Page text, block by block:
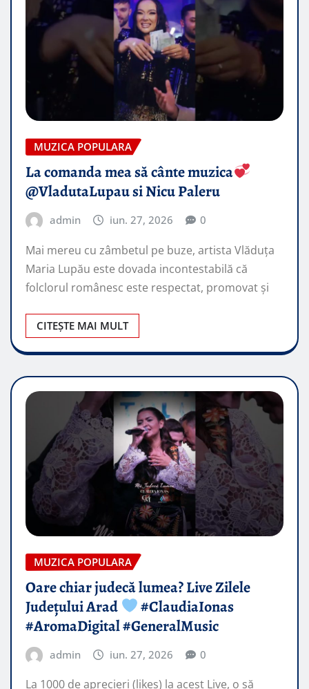
MUZICA POPULARA
La comanda mea să cânte muzica
@VladutaLupau si Nicu Paleru
admin iun. 27, 2026 0
Mai mereu cu zâmbetul pe buze, artista Vlăduța
Maria Lupău este dovada incontestabilă că
folclorul românesc este respectat, promovat şi
CITEȘTE MAI MULT
MUZICA POPULARA
Oare chiar judecă lumea? Live Zilele
Județului Arad
#ClaudiaIonas
#AromaDigital #GeneralMusic
admin iun. 27, 2026 0
La 1000 de aprecieri (likes) la acest Live, o să